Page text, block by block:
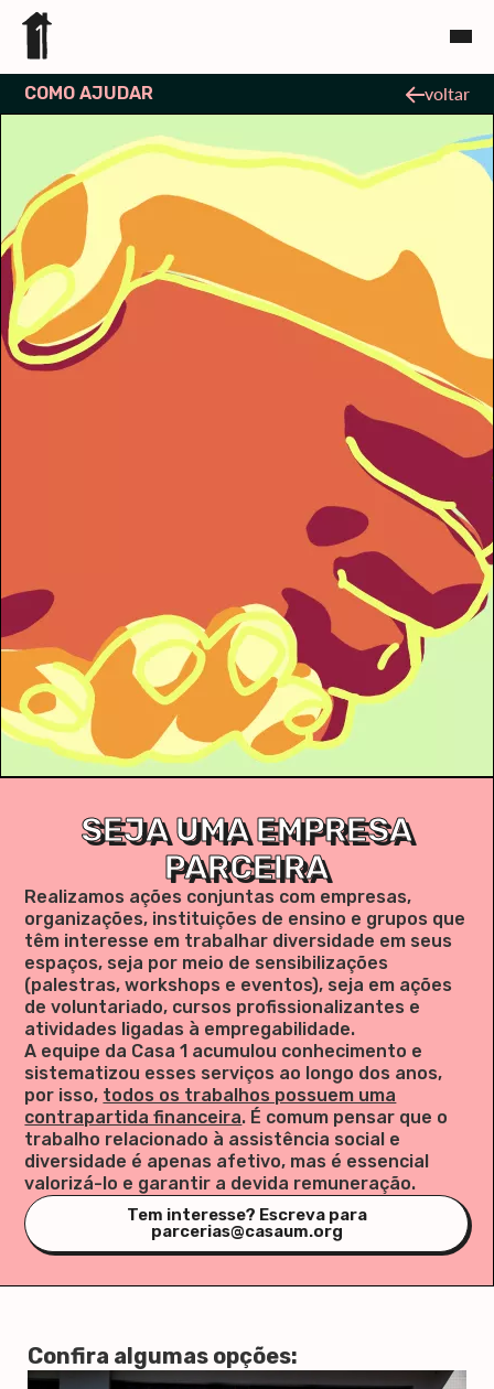
COMO AJUDAR voltar
SEJA UMA EMPRESA
PARCEIRA
Realizamos ações conjuntas com empresas,
organizações, instituições de ensino e grupos que
têm interesse em trabalhar diversidade em seus
espaços, seja por meio de sensibilizações
(palestras, workshops e eventos), seja em ações
de voluntariado, cursos profissionalizantes e
atividades ligadas à empregabilidade.
A equipe da Casa 1 acumulou conhecimento e
sistematizou esses serviços ao longo dos anos,
por isso, todos os trabalhos possuem uma
contrapartida financeira. É comum pensar que o
trabalho relacionado à assistência social e
diversidade é apenas afetivo, mas é essencial
valorizá-lo e garantir a devida remuneração.
Tem interesse? Escreva para
parcerias@casaum.org
Confira algumas opções: